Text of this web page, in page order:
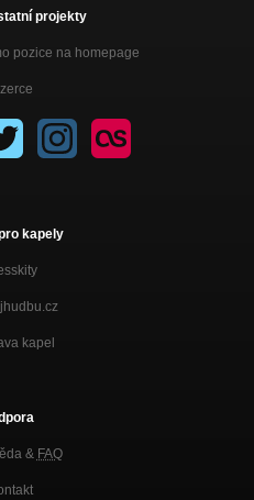
projekty
pozice na homepage
kapely
kapel
& FAQ